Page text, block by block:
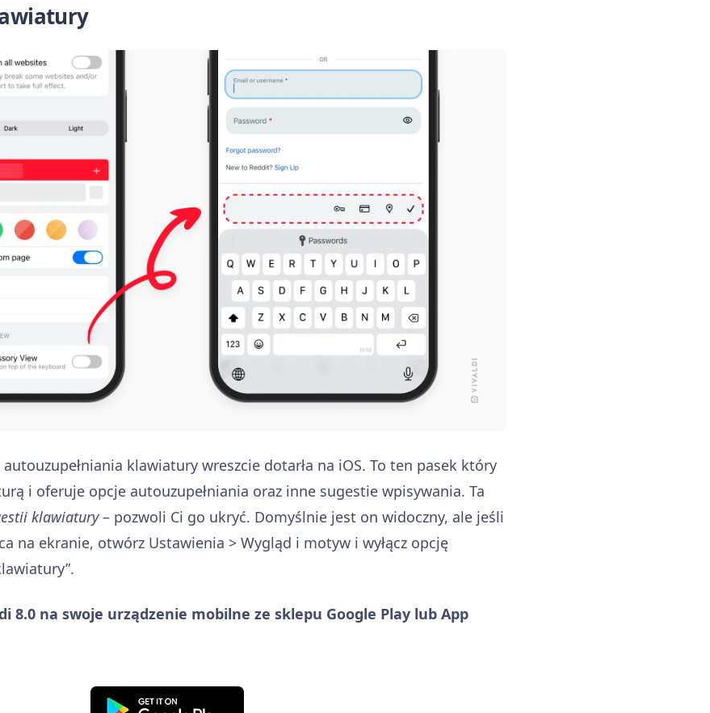
klawiatury wreszcie dotarła na iOS. To ten pasek który
i oferuje opcje autouzupełniania oraz inne sugestie wpisywania. Ta
klawiatury– pozwoli Ci go ukryć. Domyślnie jest on widoczny, ale jeśli
na ekranie, otwórz Ustawienia > Wygląd i motyw i wyłącz opcję
8.0 na swoje urządzenie mobilne ze sklepu Google Play lub App